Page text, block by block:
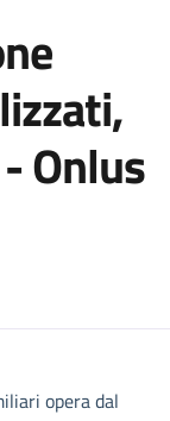
Onlus
opera dal